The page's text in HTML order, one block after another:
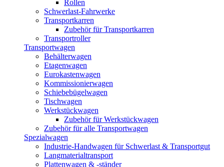
Rollen
Schwerlast-Fahrwerke
Transportkarren
Zubehör für Transportkarren
Transportroller
Transportwagen
Behälterwagen
Etagenwagen
Eurokastenwagen
Kommissionierwagen
Schiebebügelwagen
Tischwagen
Werkstückwagen
Zubehör für Werkstückwagen
Zubehör für alle Transportwagen
Spezialwagen
Industrie-Handwagen für Schwerlast & Transportgut
Langmaterialtransport
Plattenwagen & -ständer